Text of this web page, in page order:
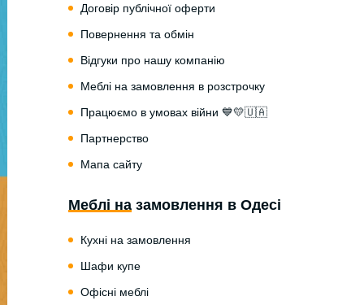
Договір публічної оферти
Повернення та обмін
Відгуки про нашу компанію
Меблі на замовлення в розстрочку
Працюємо в умовах війни 💙💛🇺🇦
Партнерство
Мапа сайту
Меблі на замовлення в Одесі
Кухні на замовлення
Шафи купе
Офісні меблі